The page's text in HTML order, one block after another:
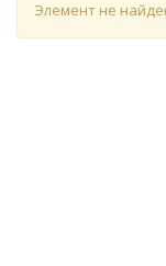
Элемент не